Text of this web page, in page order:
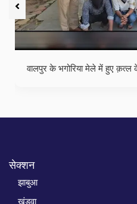
वालपुर के भगोरिया मेले में हुए क़त्ल
माही की गूंज समाचार
सेक्शन
झाबुआ
खंडवा